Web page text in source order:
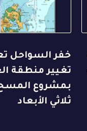
خفر السواحل
تغيير منطقة
بمشروع
ثلاثي الأبعاد